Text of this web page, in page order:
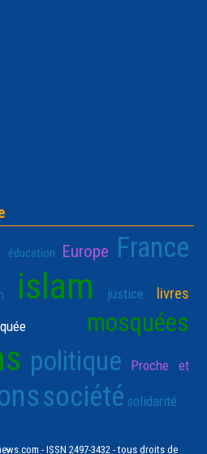
éducation Europe France
islam justice livres
mosquées
politique Proche et
société solidarité
- ISSN 2497-3432 - tous droits de